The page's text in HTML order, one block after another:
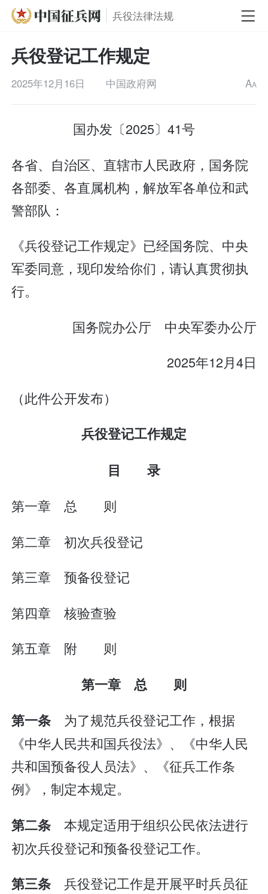
兵役法律法规
兵役登记工作规定
2025年12月16日 中国政府网 AA
国办发〔2025〕41号
各省、自治区、直辖市人民政府，国务院
各部委、各直属机构，解放军各单位和武
警部队：
《兵役登记工作规定》已经国务院、中央
军委同意，现印发给你们，请认真贯彻执
行。
国务院办公厅 中央军委办公厅
2025年12月4日
（此件公开发布）
兵役登记工作规定
目 录
第一章 总 则
第二章 初次兵役登记
第三章 预备役登记
第四章 核验查验
第五章 附 则
第一章 总 则
第一条 为了规范兵役登记工作，根据
《中华人民共和国兵役法》、《中华人民
共和国预备役人员法》、《征兵工作条
例》，制定本规定。
第二条本规定适用于组织公民依法进行
初次兵役登记和预备役登记工作。
第三条兵役登记工作是开展平时兵员征